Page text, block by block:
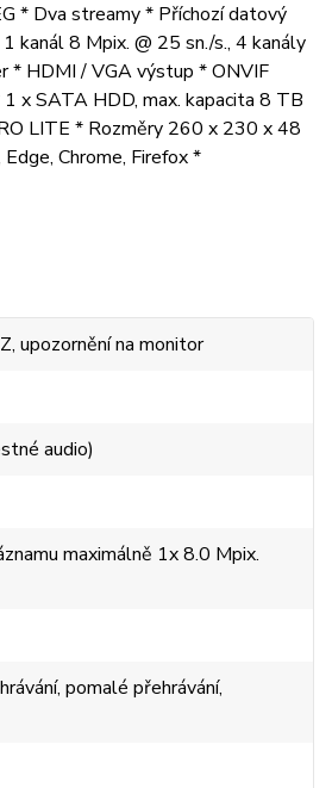
* Dva streamy * Příchozí datový
kanál 8 Mpix. @ 25 sn./s., 4 kanály
* HDMI / VGA výstup * ONVIF
x SATA HDD, max. kapacita 8 TB
LITE * Rozměry 260 x 230 x 48
Chrome, Firefox *
upozornění na monitor
audio)
maximálně 1x 8.0 Mpix.
pomalé přehrávání,